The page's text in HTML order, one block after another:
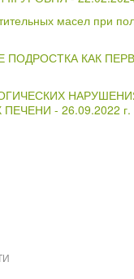
масел при
КАК
ПЕЧЕНИ - 26.09.2022 г.